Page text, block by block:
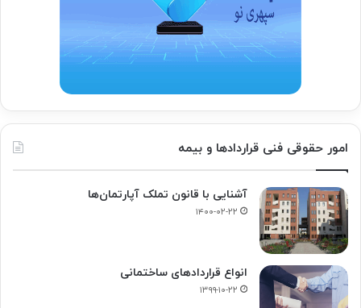
امور حقوقی فنی قراردادها و بیمه
آشنایی با قانون تملک آپارتمان‌ها
۱۴۰۰-۰۲-۲۲
انواع قراردادهای ساختمانی
۱۳۹۹-۱۰-۲۲